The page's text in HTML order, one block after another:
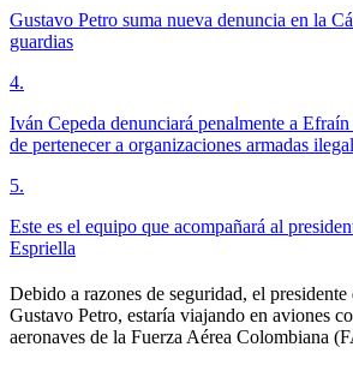
Gustavo Petro suma nueva denuncia en la
guardias
4.
Iván Cepeda denunciará penalmente a
de pertenecer a organizaciones armadas
5.
Este es el equipo que acompañará al
Espriella
Debido a razones de seguridad, el
Gustavo Petro, estaría viajando en aviones
aeronaves de la Fuerza Aérea Colombiana